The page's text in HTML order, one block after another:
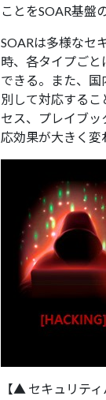
ことをSOAR基盤
SOARは多様なセ
時、各タイプご
できる。また、
別して対応するこ
セス、プレイブ
応効果が大きく変
【▲ セキュリティ